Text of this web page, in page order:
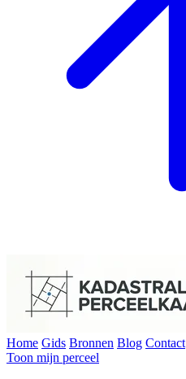
Home Gids Bronnen Blog Contact
Toon mijn perceel